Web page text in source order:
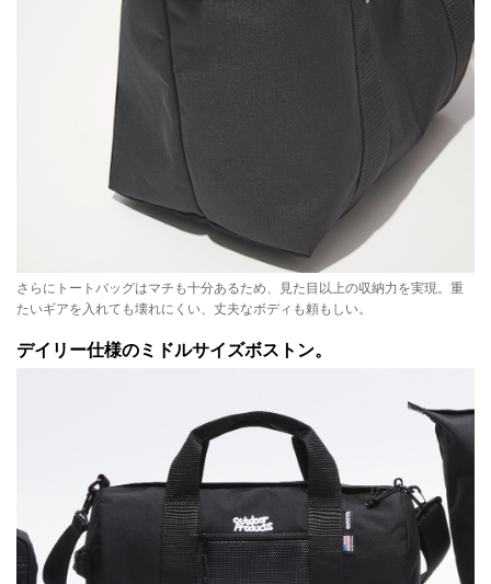
さらにトートバッグはマチも十分あるため、見た目以上の収納力を実現。重
たいギアを入れても壊れにくい、丈夫なボディも頼もしい。
デイリー仕様のミドルサイズボストン。